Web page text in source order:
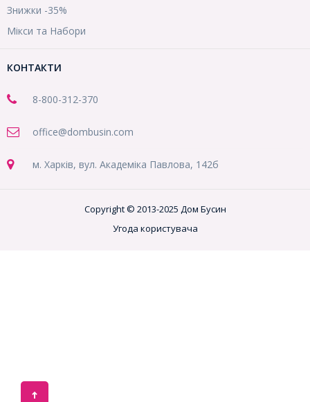
Знижки -35%
Мікси та Набори
КОНТАКТИ
8-800-312-370
office@dombusin.com
м. Харків, вул. Академіка Павлова, 142б
Copyright © 2013-2025 Дом Бусин
Угода користувача